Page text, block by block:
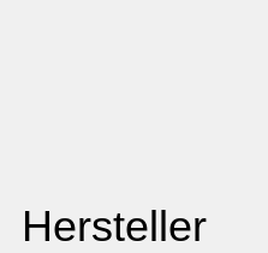
Hersteller